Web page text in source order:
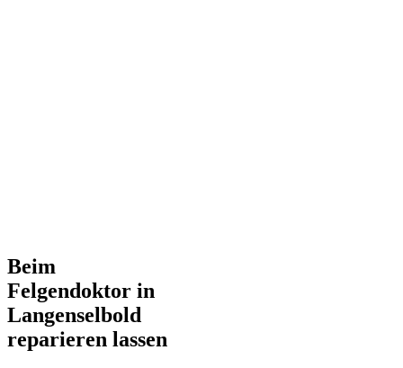
Beim
Felgendoktor in
Langenselbold
reparieren lassen